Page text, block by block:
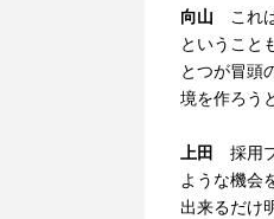
向山
これ
ということ
とつが冒頭
境を作ろう
上田
採用
ような機会
出来るだけ